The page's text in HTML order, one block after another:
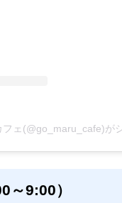
フェ(@go_maru_cafe)が
～9:00）